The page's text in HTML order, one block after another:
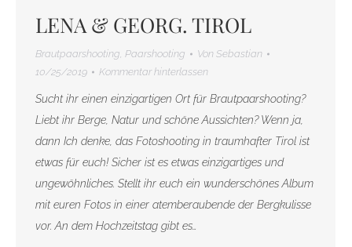
LENA & GEORG. TIROL
Brautpaarshooting, Paarshooting Von Sebastian
10/25/2019
Kommentar hinterlassen
Sucht ihr einen einzigartigen Ort für Brautpaarshooting?
Liebt ihr Berge, Natur und schöne Aussichten? Wenn ja,
dann Ich denke, das Fotoshooting in traumhafter Tirol ist
etwas für euch! Sicher ist es etwas einzigartiges und
ungewöhnliches. Stellt ihr euch ein wunderschönes Album
mit euren Fotos in einer atemberaubende der Bergkulisse
vor. An dem Hochzeitstag gibt es…